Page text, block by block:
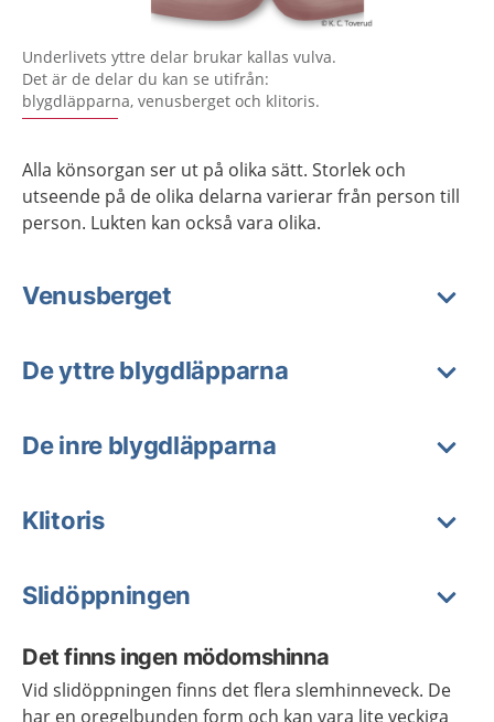
Förstora bilden
Underlivets yttre delar brukar kallas vulva.
Det är de delar du kan se utifrån:
blygdläpparna, venusberget och klitoris.
Alla könsorgan ser ut på olika sätt. Storlek och
utseende på de olika delarna varierar från person till
person. Lukten kan också vara olika.
Venusberget
De yttre blygdläpparna
De inre blygdläpparna
Klitoris
Slidöppningen
Det finns ingen mödomshinna
Vid slidöppningen finns det flera slemhinneveck. De
har en oregelbunden form och kan vara lite veckiga